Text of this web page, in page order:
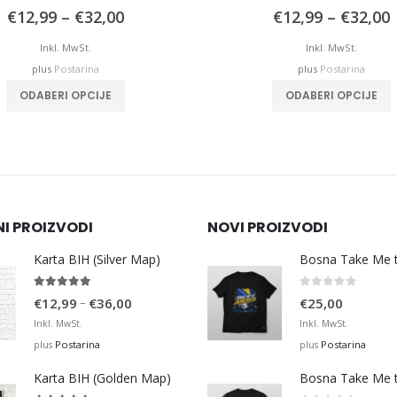
€12,99 – €32,00Price
Inkl. MwSt.
plus Postarina
ODABERI OPCIJE
€12,99 – €32,00
Inkl. MwSt.
plus Postarina
ODABERI OPCIJE
PROIZVODI
Karta BIH (Silver Map)
€12,99 – €36,00
€36,00
Inkl. MwSt.
plus Postarina
Karta BIH (Golden Map)
NOVI PROIZVODI
€25,00
Inkl. MwSt.
plus Postarina